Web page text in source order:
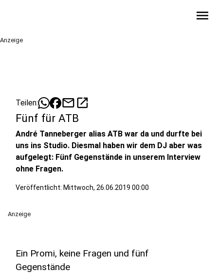
menu
Anzeige
Teilen: mailopen_in_new
Fünf für ATB
André Tanneberger alias ATB war da und durfte bei
uns ins Studio. Diesmal haben wir dem DJ aber was
aufgelegt: Fünf Gegenstände in unserem Interview
ohne Fragen.
Veröffentlicht: Mittwoch, 26.06.2019 00:00
Anzeige
Ein Promi, keine Fragen und fünf
Gegenstände